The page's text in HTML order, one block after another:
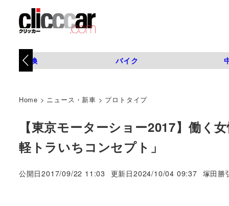
タイヤ交換 バイク
Home > ニュース・新車 > プロトタイプ
【東京モーターショー2017】働く
軽トラいちコンセプト」
公開日2017/09/22 11:03 更新日2024/10/04 09:37 著
塚田勝